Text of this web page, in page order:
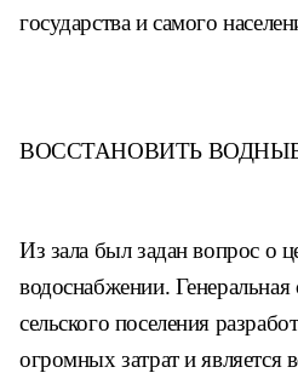
государства и самого
ВОССТАНОВИТЬ
Из зала был задан вопрос о
водоснабжении.
сельского поселения
огромных затрат и является